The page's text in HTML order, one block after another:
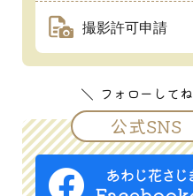
撮影許可申請
フォローしてね
公式SNS